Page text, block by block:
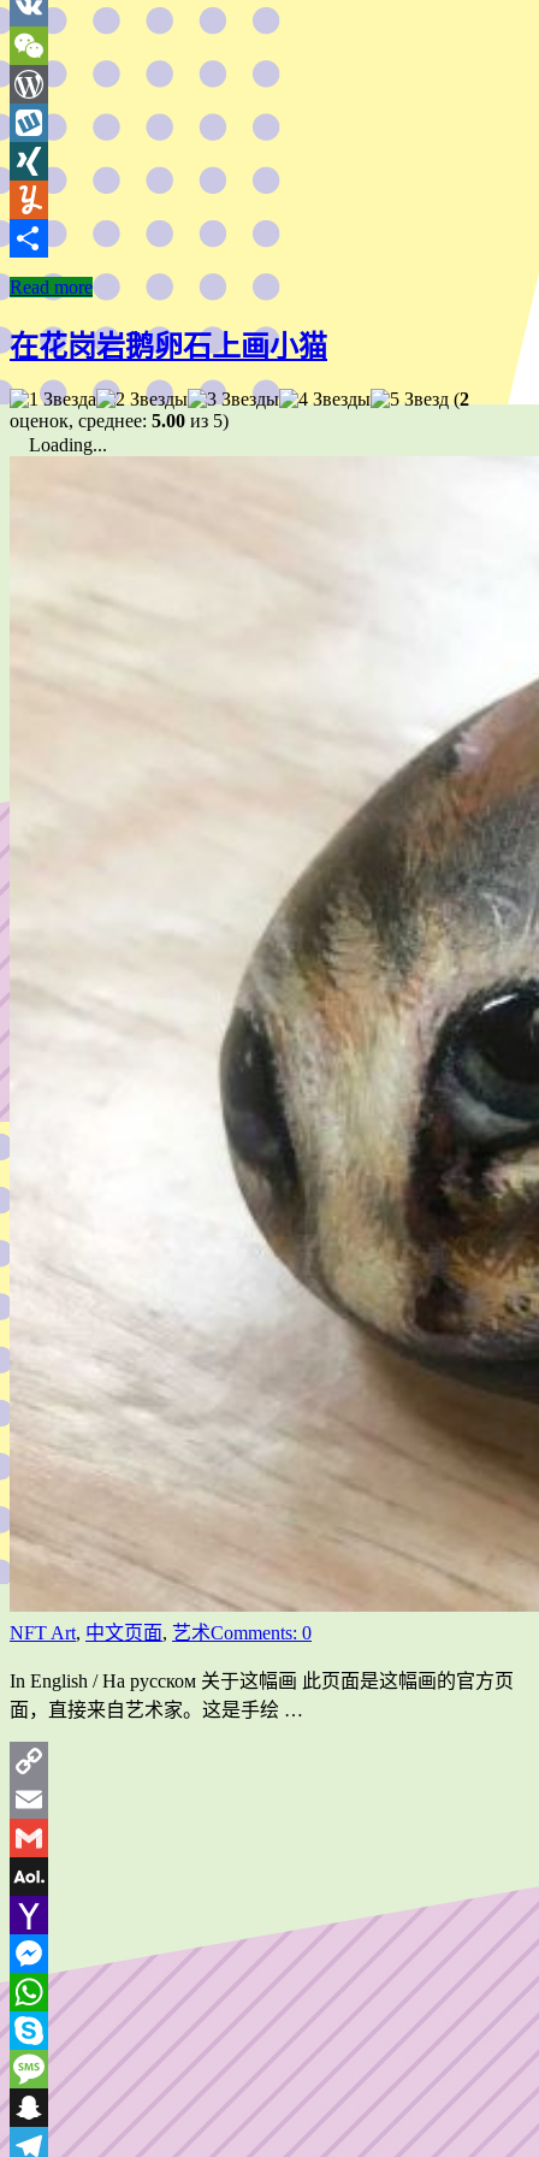
TypePad
VK
WeChat
WordPress
Wykop
XING
Yummly
分
Read more
在花岗岩鹅卵石上画小猫
(2
оценок, среднее: 5.00 из 5)
Loading...
NFT Art, 中文页面, 艺术Comments: 0
In English / На русском 关于这幅画 此页面是这幅画的官方页
面，直接来自艺术家。这是手绘 …
Copy
Link
Email
Gmail
AOL
Mail
Yahoo
Mail
Messenger
WhatsApp
Skype
Message
Snapchat